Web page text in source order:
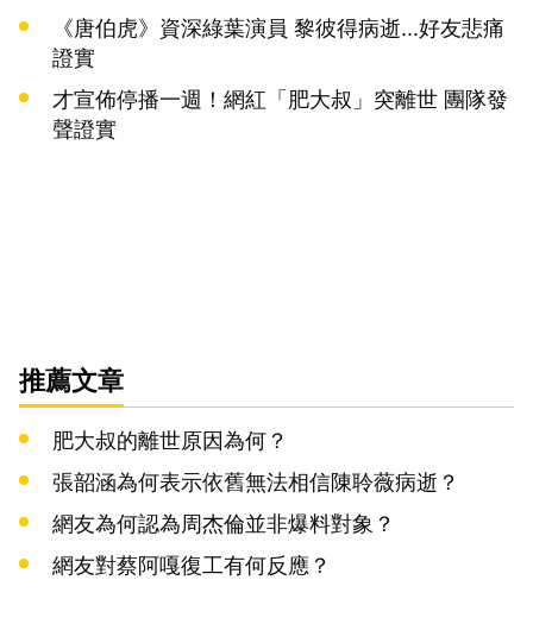
《唐伯虎》資深綠葉演員 黎彼得病逝...好友悲痛
證實
才宣佈停播一週！網紅「肥大叔」突離世 團隊發
聲證實
推薦文章
肥大叔的離世原因為何？
張韶涵為何表示依舊無法相信陳聆薇病逝？
網友為何認為周杰倫並非爆料對象？
網友對蔡阿嘎復工有何反應？